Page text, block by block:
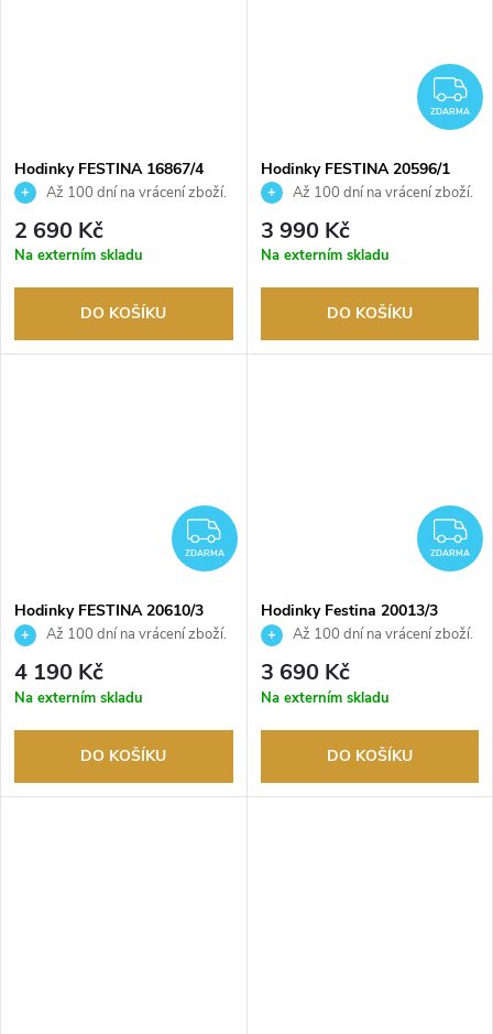
Hodinky FESTINA 16867/4
Až 100 dní na vrácení zboží.
Autorizovaný prodejce.
2 690 Kč
Na externím skladu
DO KOŠÍKU
ZDARMA
Hodinky FESTINA 20596/1
Až 100 dní na vrácení zboží.
Autorizovaný prodejce.
3 990 Kč
Na externím skladu
DO KOŠÍKU
ZDARMA
ZDARMA
Hodinky FESTINA 20610/3
Až 100 dní na vrácení zboží.
Autorizovaný prodejce.
4 190 Kč
Na externím skladu
DO KOŠÍKU
ZDARMA
Hodinky Festina 20013/3
Až 100 dní na vrácení zboží.
Autorizovaný prodejce.
3 690 Kč
Na externím skladu
DO KOŠÍKU